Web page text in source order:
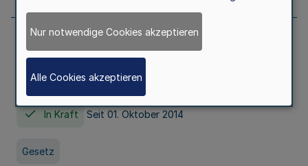
Gesetz über die Hochschulen des Landes
Nordrhein-Westfalen (Hochschulgesetz -
HG)
In Kraft Seit 01. Oktober 2014
Gesetz
Nur notwendige Cookies akzeptieren
Alle Cookies akzeptieren